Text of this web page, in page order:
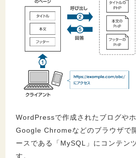
WordPressで作成されたブログや
Google Chromeなどのブラウザで
ースである「MySQL」にコンテン
す。